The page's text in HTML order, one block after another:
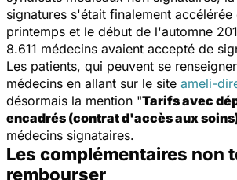
signatures s'était finalement
printemps et le début de l'automne
8.611 médecins avaient accepté de
Les patients, qui peuvent se
médecins en allant sur le site ameli-
désormais la mention "Tarifs avec
encadrés (contrat d'accès aux
médecins signataires.
Les complémentaires non
rembourser